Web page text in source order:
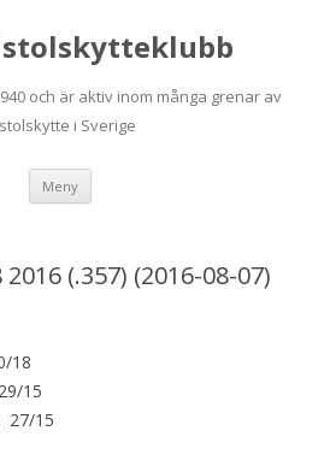
och är aktiv inom många grenar av
i Sverige
Meny
(.357) (2016-08-07)
18
15
27/15